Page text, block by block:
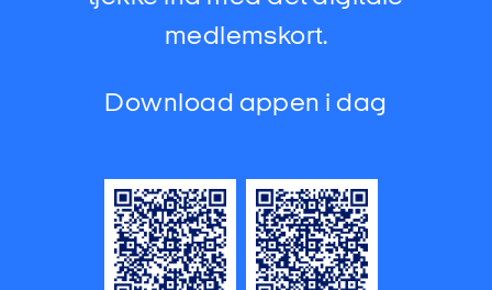
medlemskort.
Download appen i dag